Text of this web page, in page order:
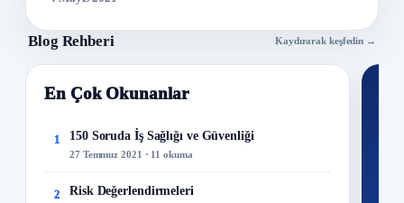
Blog Rehberi Kaydırarak keşfedin →
En Çok Okunanlar
1 150 Soruda İş Sağlığı ve Güvenliği
27 Temmuz 2021 · 11 okuma
2 Risk Değerlendirmeleri